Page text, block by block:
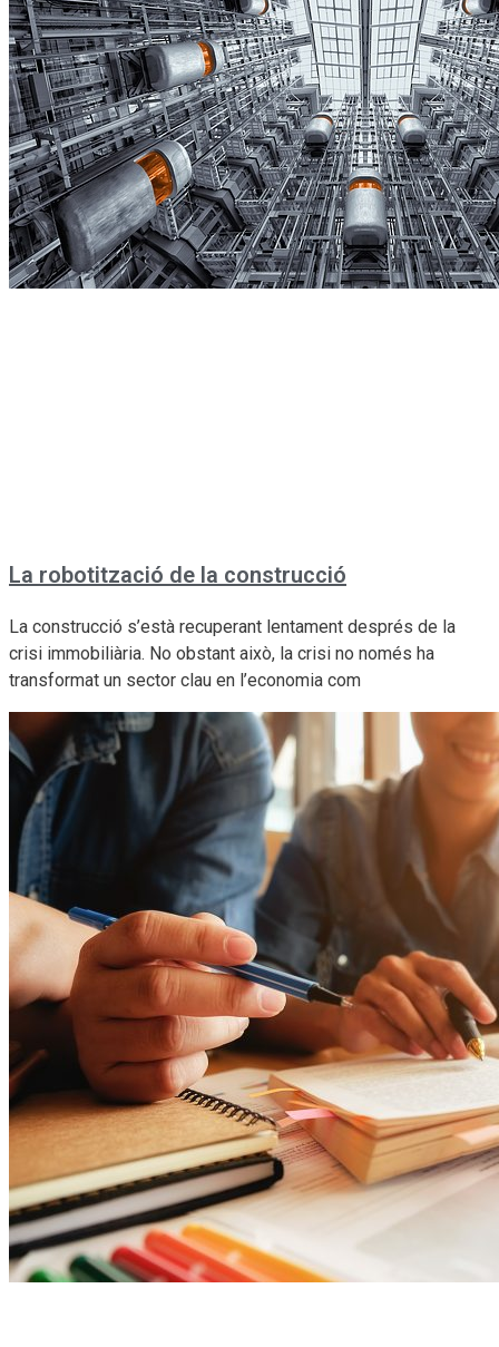
La robotització de la construcció
La construcció s’està recuperant lentament després de la
crisi immobiliària. No obstant això, la crisi no només ha
transformat un sector clau en l’economia com